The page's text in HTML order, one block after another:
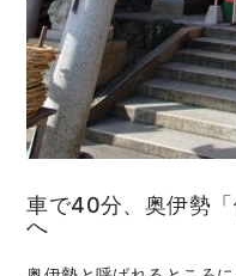
車で40分、奥伊勢「
へ